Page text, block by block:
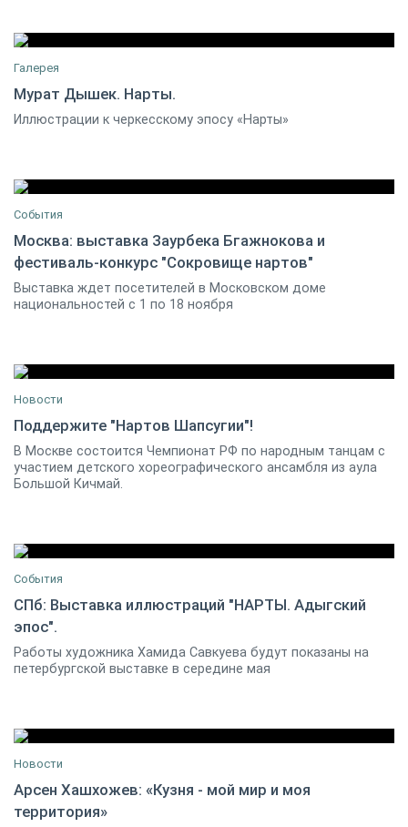
29 июня 2010
Галерея
Мурат Дышек. Нарты.
Иллюстрации к черкесскому эпосу «Нарты»
01 ноября 2016 12:00 / Москва
События
Москва: выставка Заурбека Бгажнокова и
фестиваль-конкурс "Сокровище нартов"
Выставка ждет посетителей в Московском доме
национальностей с 1 по 18 ноября
07 декабря 2016 3
Новости
Поддержите "Нартов Шапсугии"!
В Москве состоится Чемпионат РФ по народным танцам с
участием детского хореографического ансамбля из аула
Большой Кичмай.
16 мая 2017 15:00 / Санкт-Петербург
События
СПб: Выставка иллюстраций "НАРТЫ. Адыгский
эпос".
Работы художника Хамида Савкуева будут показаны на
петербургской выставке в середине мая
23 сентября 2017
Новости
Арсен Хашхожев: «Кузня - мой мир и моя
территория»